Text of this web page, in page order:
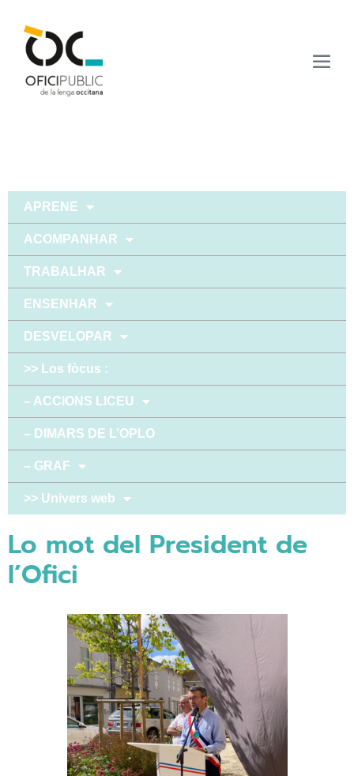
APRENE
ACOMPANHAR
TRABALHAR
ENSENHAR
DESVELOPAR
>> Los fòcus :
– ACCIONS LICEU
– DIMARS DE L’OPLO
– GRAF
>> Univers web
Lo mot del President de
l’Ofici